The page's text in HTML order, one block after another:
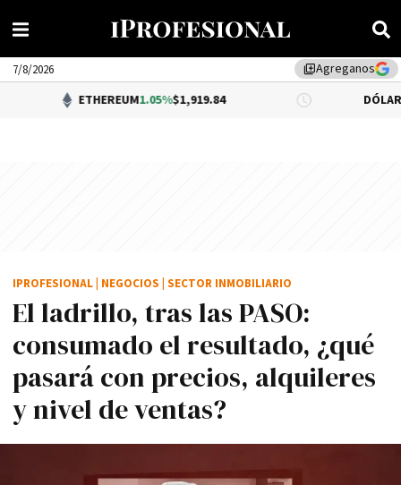
library_addAgreganos
7/8/2026
ETHEREUM1.05%$1,919.84 DÓLAR BNA
El ladrillo, tras las PASO:
consumado el resultado, ¿qué
pasará con precios, alquileres
y nivel de ventas?
IPROFESIONAL NEGOCIOS SECTOR INMOBILIARIO